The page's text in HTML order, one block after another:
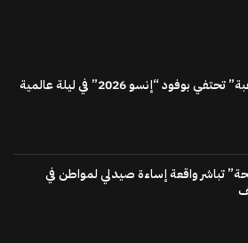
بوفود “إنسو 2026” في ليلة عالمية
تباشر واقعة إساءة صيدلي لمواطن في